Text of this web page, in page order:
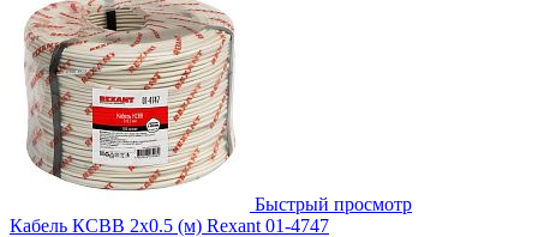
Быстрый просмотр
Кабель КСВВ 2х0.5 (м) Rexant 01-4747